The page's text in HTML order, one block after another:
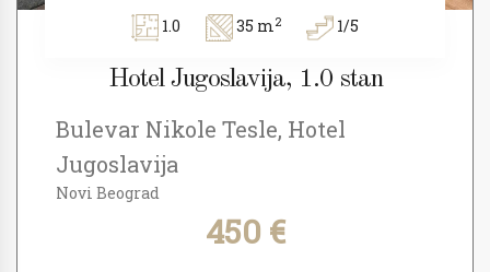
1.0 35 m2 1/5
Hotel Jugoslavija, 1.0 stan
Bulevar Nikole Tesle, Hotel
Jugoslavija
Novi Beograd
450 €